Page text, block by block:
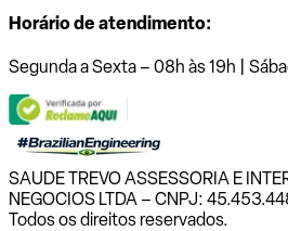
Horário de atendimento:
Segunda a Sexta – 08h às 19h |
SAUDE TREVO ASSESSORIA E
NEGOCIOS LTDA – CNPJ:
Todos os direitos reservados.